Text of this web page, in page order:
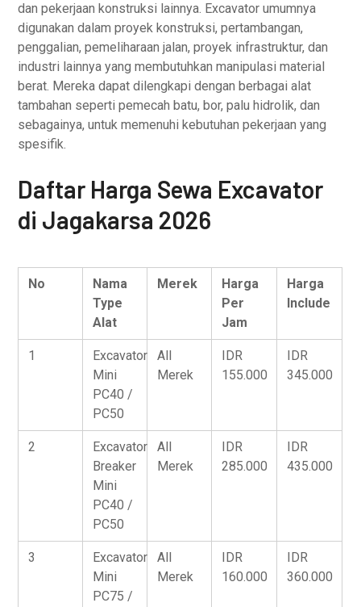
dan pekerjaan konstruksi lainnya. Excavator umumnya
digunakan dalam proyek konstruksi, pertambangan,
penggalian, pemeliharaan jalan, proyek infrastruktur, dan
industri lainnya yang membutuhkan manipulasi material
berat. Mereka dapat dilengkapi dengan berbagai alat
tambahan seperti pemecah batu, bor, palu hidrolik, dan
sebagainya, untuk memenuhi kebutuhan pekerjaan yang
spesifik.
Daftar Harga Sewa Excavator
di Jagakarsa 2026
No
Nama
Type
Alat
Merek
Harga
Per
Jam
Harga
Include
1
Excavator
Mini
PC40 /
PC50
All
Merek
IDR
155.000
IDR
345.000
2
Excavator
Breaker
Mini
PC40 /
PC50
All
Merek
IDR
285.000
IDR
435.000
3
Excavator
Mini
PC75 /
All
Merek
IDR
160.000
IDR
360.000